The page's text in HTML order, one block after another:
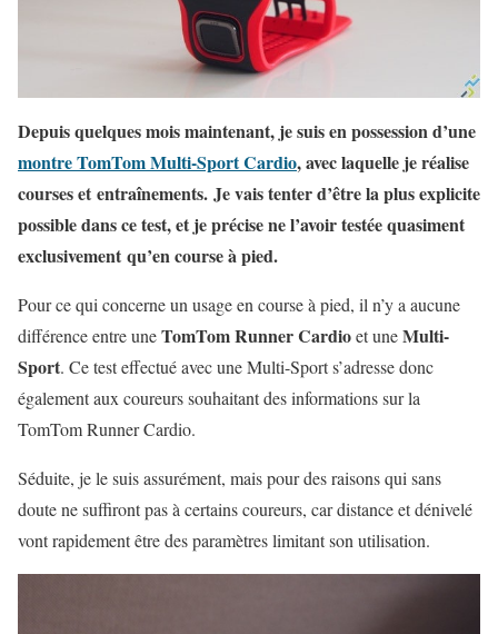
Depuis quelques mois maintenant, je suis en possession d’une
montre TomTom Multi-Sport Cardio, avec laquelle je réalise
courses et entraînements. Je vais tenter d’être la plus explicite
possible dans ce test, et je précise ne l’avoir testée quasiment
exclusivement qu’en course à pied.
Pour ce qui concerne un usage en course à pied, il n’y a aucune
différence entre uneTomTom Runner Cardioet uneMulti-
Sport. Ce test effectué avec une Multi-Sport s’adresse donc
également aux coureurs souhaitant des informations sur la
TomTom Runner Cardio.
Séduite, je le suis assurément, mais pour des raisons qui sans
doute ne suffiront pas à certains coureurs, car distance et dénivelé
vont rapidement être des paramètres limitant son utilisation.